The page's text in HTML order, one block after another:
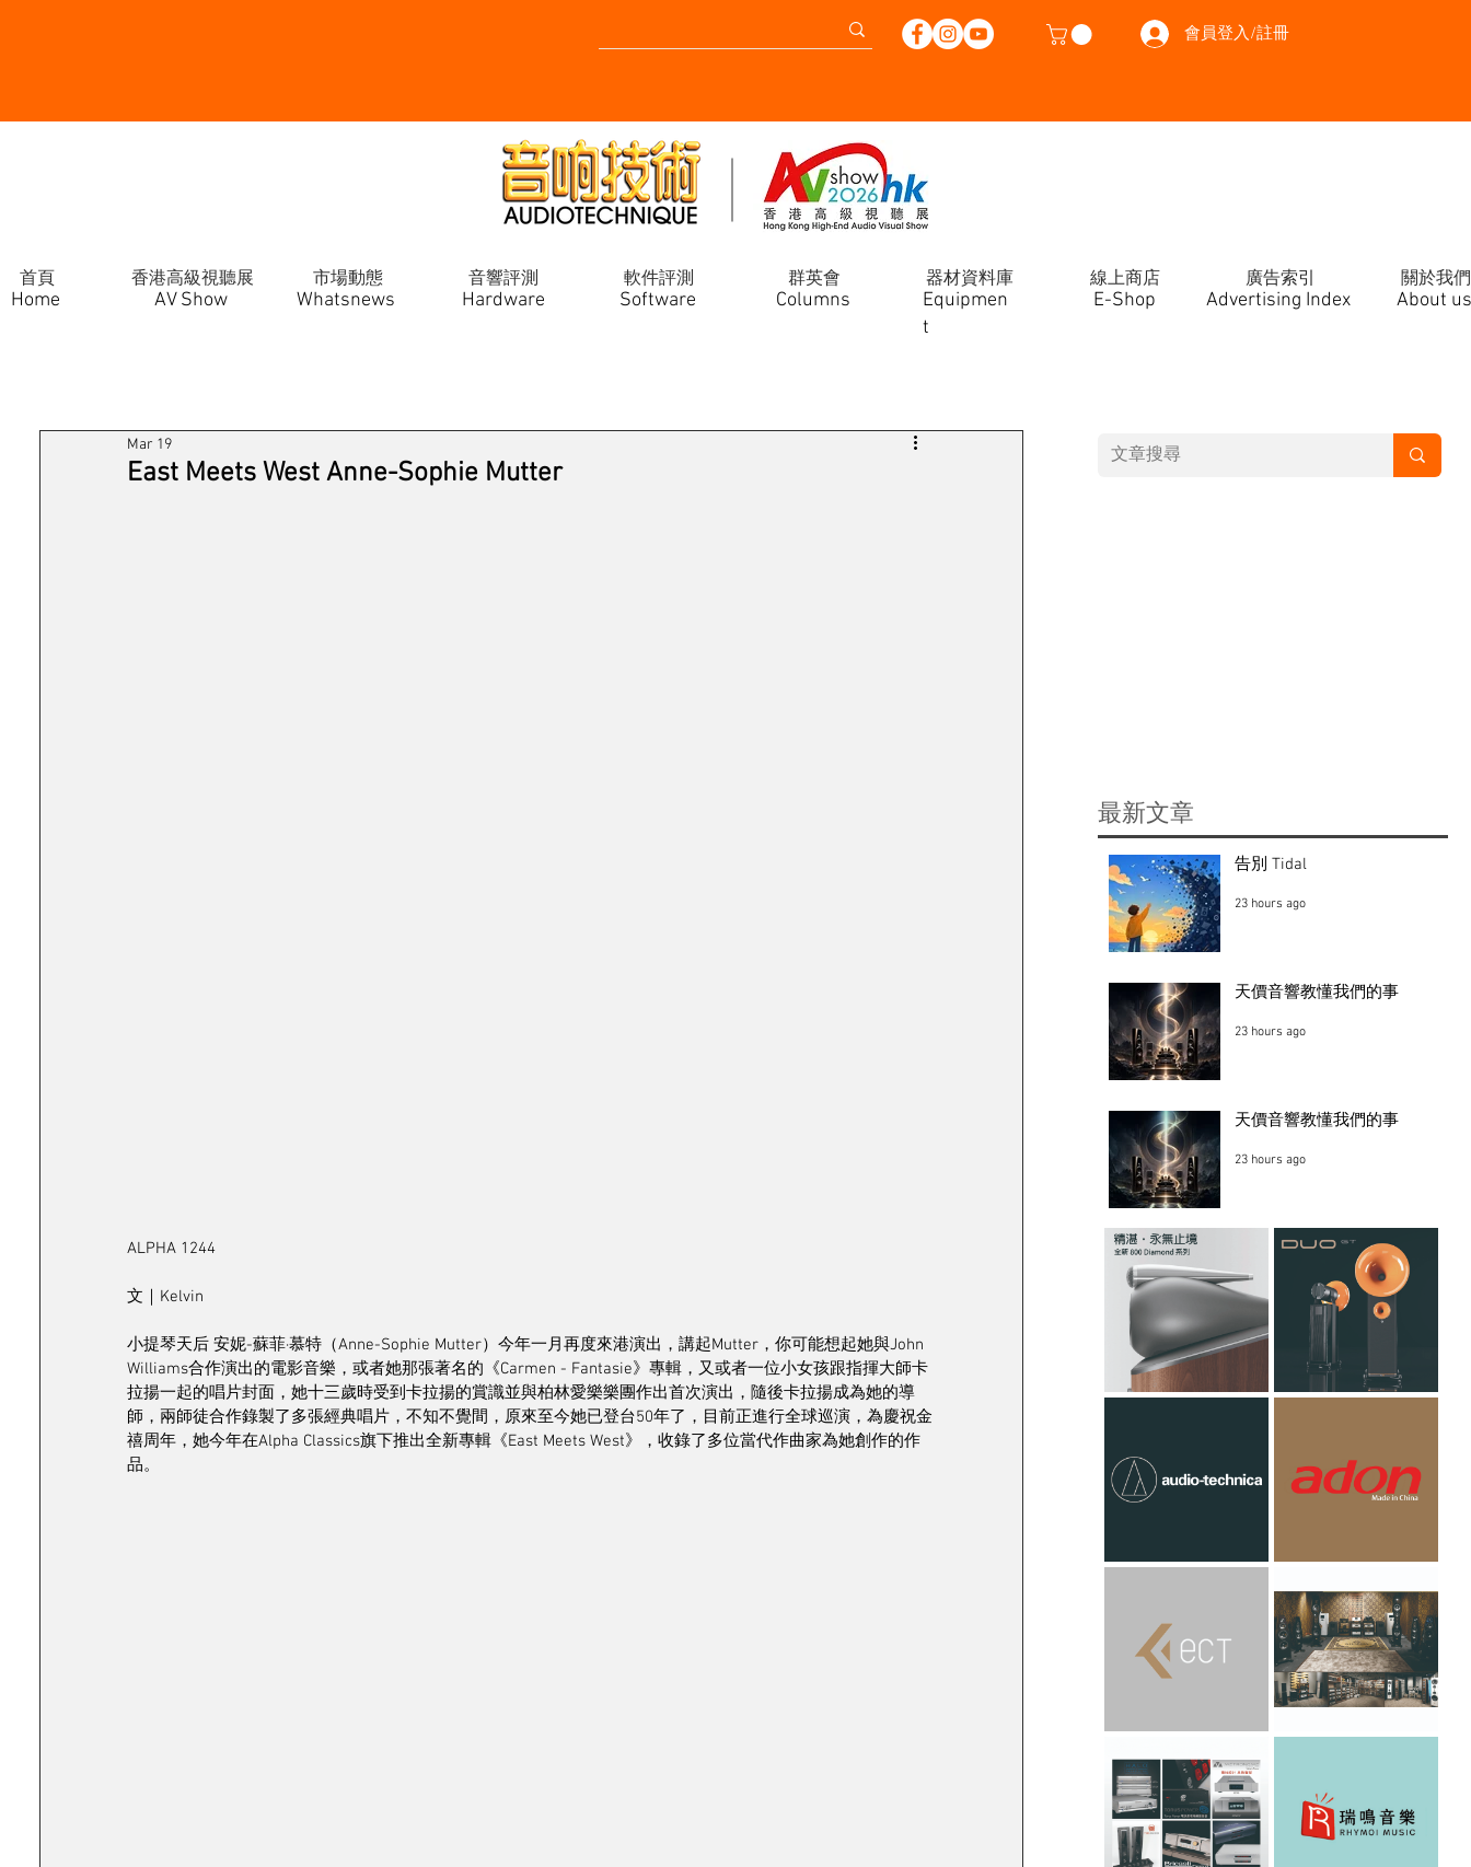
會員登入/註冊
Home
首頁 香港高級視聽展 市場動態 音響評測 軟件評測 群英會 器材資料庫 線上商店 廣告索引 關於我們
AV Show Whatsnews Hardware Software
Equipmen
t
E-Shop
Columns About us
Advertising Index
East Meets West Anne-Sophie Mutter
Mar 19
ALPHA 1244
文｜Kelvin
小提琴天后 安妮-蘇菲·慕特（Anne-Sophie Mutter）今年一月再度來港演出，講起Mutter，你可能想起她與John
Williams合作演出的電影音樂，或者她那張著名的《Carmen - Fantasie》專輯，又或者一位小女孩跟指揮大師卡
拉揚一起的唱片封面，她十三歲時受到卡拉揚的賞識並與柏林愛樂樂團作出首次演出，隨後卡拉揚成為她的導
師，兩師徒合作錄製了多張經典唱片，不知不覺間，原來至今她已登台50年了，目前正進行全球巡演，為慶祝金
禧周年，她今年在Alpha Classics旗下推出全新專輯《East Meets West》，收錄了多位當代作曲家為她創作的作
品。
​最新文章
告別 Tidal
23 hours ago
天價音響教懂我們的事
23 hours ago
天價音響教懂我們的事
23 hours ago